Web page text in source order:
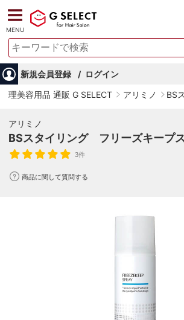
MENU
新規会員登録
ログイン
理美容用品 通販 G SELECT
アリミノ BS
アリミノ
BSスタイリング フリーズキープ
3件
商品に関して質問する